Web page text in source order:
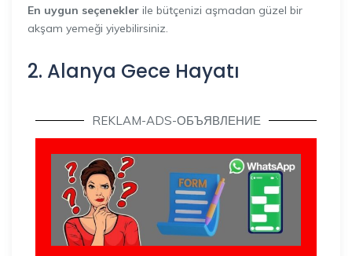
En uygun seçenekler ile bütçenizi aşmadan güzel bir
akşam yemeği yiyebilirsiniz.
2. Alanya Gece Hayatı
REKLAM-ADS-ОБЪЯВЛЕНИЕ